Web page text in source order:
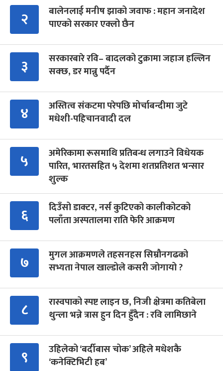
२
बालेनलाई मनीष झाको जवाफ : महान जनादेश
पाएको सरकार एक्लो छैन
३
सरकारबारे रवि– बादलको टुक्रामा जहाज हल्लिन
सक्छ, डर मान्नु पर्दैन
४
अस्तित्व संकटमा परेपछि मोर्चाबन्दीमा जुटे
मधेशी-पहिचानवादी दल
५
अमेरिकामा रूसमाथि प्रतिबन्ध लगाउने विधेयक
पारित, भारतसहित ५ देशमा शतप्रतिशत भन्सार
शुल्क
६
दिउँसो डाक्टर, नर्स कुटिएको कालीकोटको
पलाँता अस्पतालमा राति फेरि आक्रमण
७
मुगल आक्रमणले तहसनहस सिम्रौनगढको
सभ्यता नेपाल खाल्डोले कसरी जोगायो ?
८
रास्वपाको स्पष्ट लाइन छ, निजी क्षेत्रमा कतिबेला
थुन्ला भन्ने त्रास हुन दिन हुँदैन : रवि लामिछाने
९
उहिलेको ‘बर्दीबास चोक’ अहिले मधेशकै
‘कनेक्टिभिटी हब’